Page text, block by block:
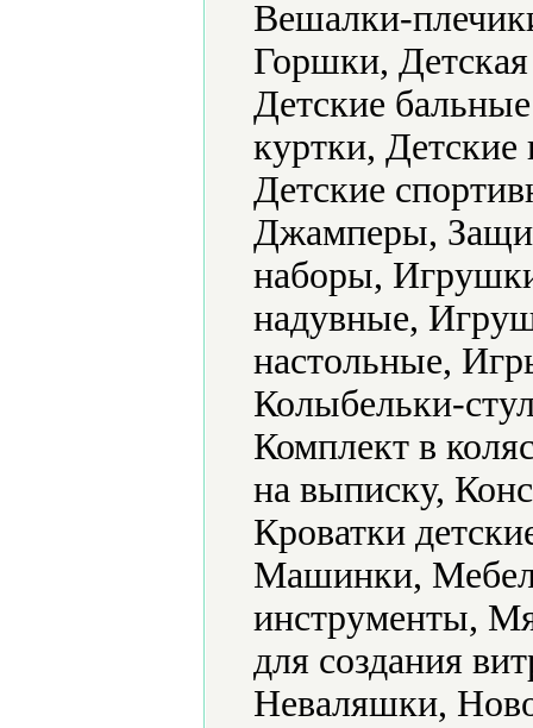
Вешалки-
Горшки,
Детские
куртки, Детские
Детские
Джамперы,
наборы,
надувные,
настольные,
Колыбельки-
Комплект в
на выписку,
Кроватки
Машинки,
инструменты,
для создания
Неваляшки,